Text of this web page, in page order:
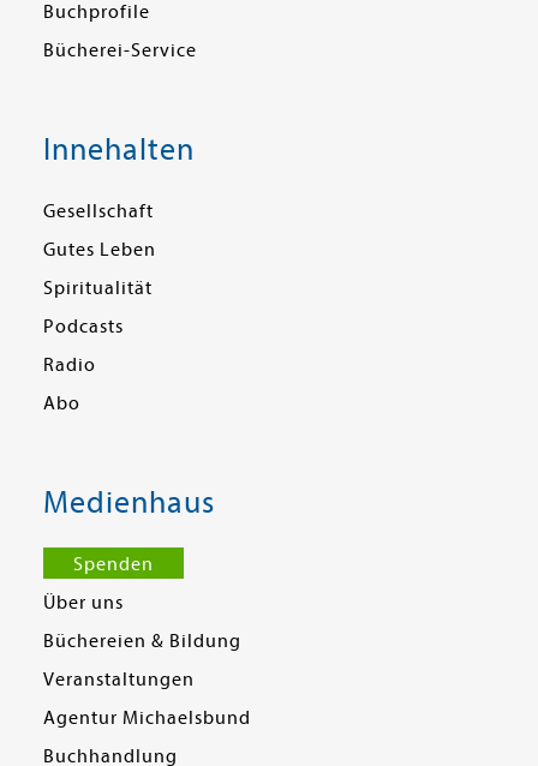
Buchprofile
Bücherei-Service
Innehalten
Gesellschaft
Gutes Leben
Spiritualität
Podcasts
Radio
Abo
Medienhaus
Spenden
Über uns
Büchereien & Bildung
Veranstaltungen
Agentur Michaelsbund
Buchhandlung